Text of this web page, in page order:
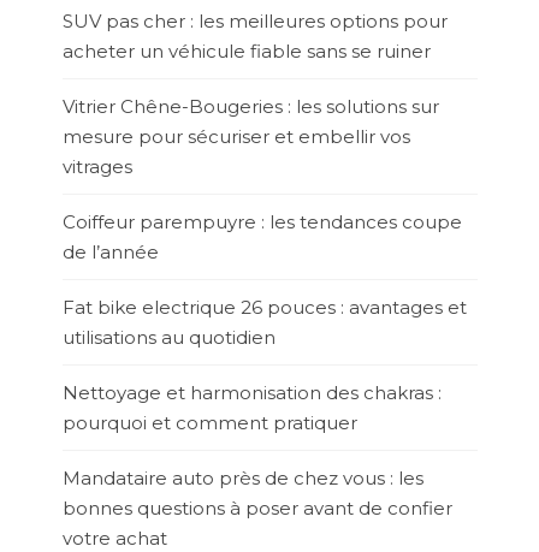
SUV pas cher : les meilleures options pour
acheter un véhicule fiable sans se ruiner
Vitrier Chêne-Bougeries : les solutions sur
mesure pour sécuriser et embellir vos
vitrages
Coiffeur parempuyre : les tendances coupe
de l’année
Fat bike electrique 26 pouces : avantages et
utilisations au quotidien
Nettoyage et harmonisation des chakras :
pourquoi et comment pratiquer
Mandataire auto près de chez vous : les
bonnes questions à poser avant de confier
votre achat